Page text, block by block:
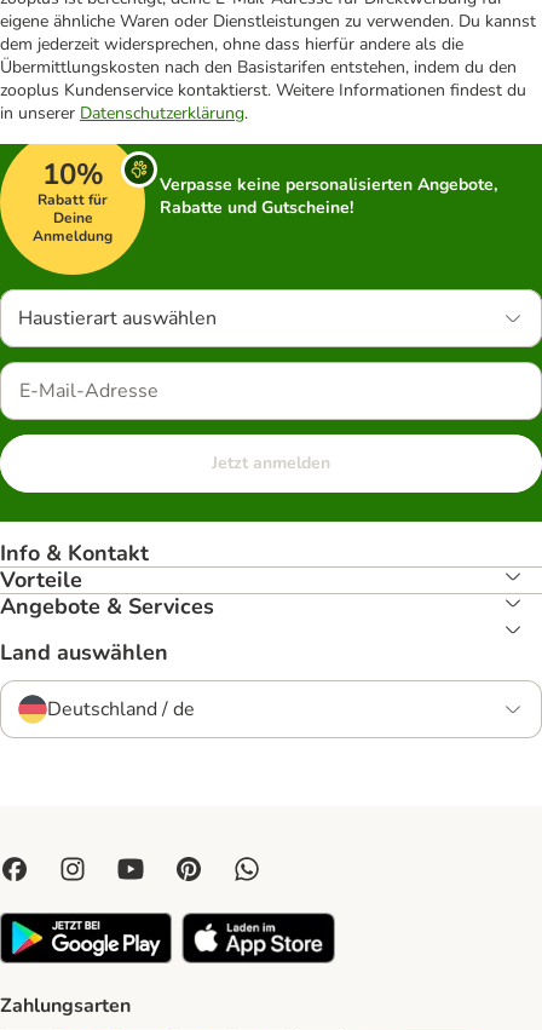
eigene ähnliche Waren oder Dienstleistungen zu verwenden. Du kannst
dem jederzeit widersprechen, ohne dass hierfür andere als die
Übermittlungskosten nach den Basistarifen entstehen, indem du den
zooplus Kundenservice kontaktierst. Weitere Informationen findest du
in unserer Datenschutzerklärung.
10%
Rabatt für
Deine
Anmeldung
Verpasse keine personalisierten Angebote,
Rabatte und Gutscheine!
Haustierart auswählen
Jetzt anmelden
Info & Kontakt
Vorteile
Angebote & Services
Land auswählen
Deutschland / de
Zahlungsarten